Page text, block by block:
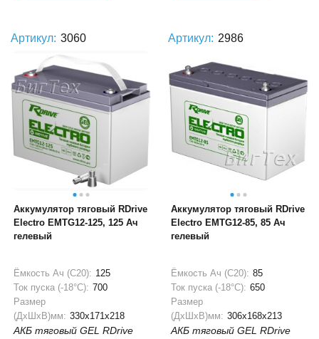
Артикул: 3060
Аккумулятор тяговый RDrive
Electro EMTG12-125, 125 Ач
гелевый
Ёмкость Ач (С20): 125
Ток пуска (-18°С): 700
Размер
(ДхШхВ)мм: 330x171x218
АКБ тяговый GEL RDrive
Артикул: 2986
Аккумулятор тяговый RDrive
Electro EMTG12-85, 85 Ач
гелевый
Ёмкость Ач (С20): 85
Ток пуска (-18°С): 650
Размер
(ДхШхВ)мм: 306x168x213
АКБ тяговый GEL RDrive